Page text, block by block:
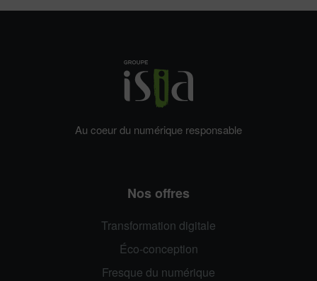
Au coeur du numérique responsable
Nos offres
Transformation digitale
Éco-conception
Fresque du numérique